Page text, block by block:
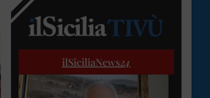
ilSiciliaNews24